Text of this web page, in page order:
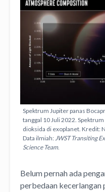
Spektrum Jupiter panas
tanggal 10 Juli 2022.
dioksida di exoplanet. Kredit:
Data ilmiah: JWST Transiting
Science Team.
Belum pernah ada
perbedaan kecerlangan